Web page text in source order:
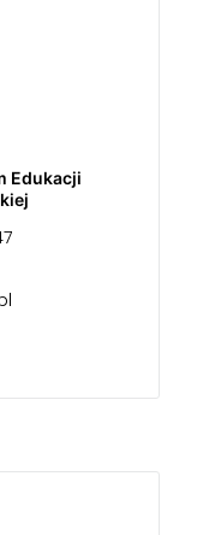
Edukacji